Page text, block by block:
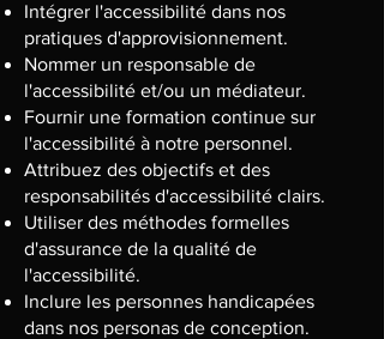
Intégrer l'accessibilité dans nos
pratiques d'approvisionnement.
Nommer un responsable de
l'accessibilité et/ou un médiateur.
Fournir une formation continue sur
l'accessibilité à notre personnel.
Attribuez des objectifs et des
responsabilités d'accessibilité clairs.
Utiliser des méthodes formelles
d'assurance de la qualité de
l'accessibilité.
Inclure les personnes handicapées
dans nos personas de conception.